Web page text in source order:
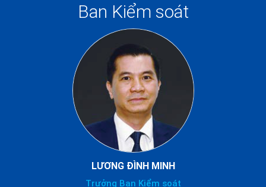
Ban Kiểm soát
LƯƠNG ĐÌNH MINH
Trưởng Ban Kiểm soát